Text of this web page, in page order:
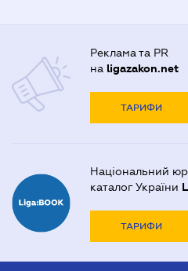
Реклама та PR
на ligazakon.net
ТАРИФИ
Національний
каталог України
ТАРИФИ